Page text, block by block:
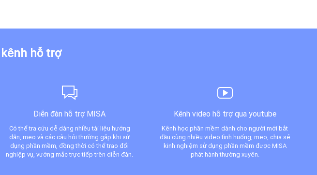
hỗ trợ
Diễn đàn hỗ trợ MISA
Có thể tra cứu dễ dàng nhiều tài liệu hướng
dẫn, mẹo và các câu hỏi thường gặp khi sử
dụng phần mềm, đồng thời có thể trao đổi
nghiệp vụ, vướng mắc trực tiếp trên diễn đàn.
Kênh video hỗ trợ qua youtube
Kênh học phần mềm dành cho người mới bắt
đầu cùng nhiều video tình huống, mẹo, chia sẻ
kinh nghiệm sử dụng phần mềm được MISA
phát hành thường xuyên.